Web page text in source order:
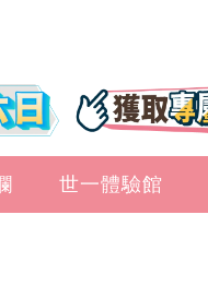
世一體驗館